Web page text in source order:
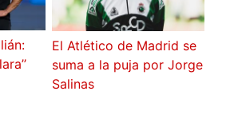
El Atlético de Madrid se
suma a la puja por Jorge
Salinas